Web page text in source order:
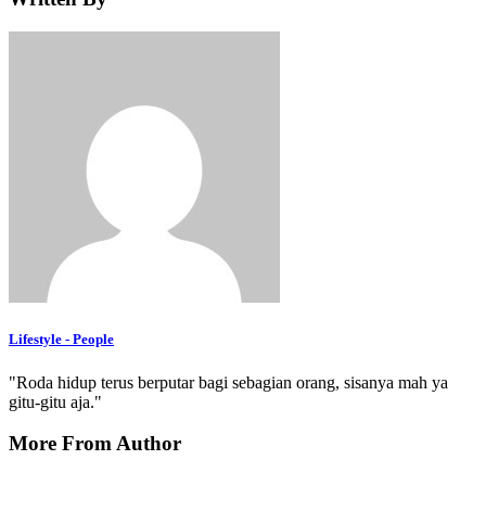
Lifestyle - People
"Roda hidup terus berputar bagi sebagian orang, sisanya mah ya
gitu-gitu aja."
More From Author